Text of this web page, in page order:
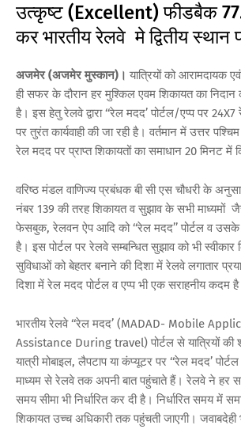
उत्कृष्ट (Excellent) फीडबैक
कर भारतीय रेलवे मे द्वितीय स्थान
अजमेर (अजमेर मुस्कान)। यात्रियों को आरामदायक
ही सफर के दौरान हर मुश्किल एवम शिकायत का
है। इस हेतु रेलवे द्वारा ‘‘रेल मदद’ पोर्टल/एप्प पर
पर तुरंत कार्यवाही की जा रही है। वर्तमान में उत्तर
रेल मदद पर प्राप्त शिकायतों का समाधान 20 मिनट में
वरिष्ठ मंडल वाणिज्य प्रबंधक बी सी एस चौधरी के
नंबर 139 की तरह शिकायत व सुझाव के सभी माध्यमों
फेसबुक, रेलवन ऐप आदि को ‘‘रेल मदद’’ पोर्टल व उसके
है। इस पोर्टल पर रेलवे सम्बन्धित सुझाव को भी स्वीकार
सुविधाओं को बेहतर बनाने की दिशा में रेलवे लगातार
दिशा में रेल मदद पोर्टल व एप्प भी एक सराहनीय कदम
भारतीय रेलवे ‘‘रेल मदद’ (MADAD- Mobile
Assistance During travel) पोर्टल से यात्रियों की
यात्री मोबाइल, लैपटाप या कंप्यूटर पर ‘‘रेल मदद’
माध्यम से रेलवे तक अपनी बात पहुंचाते हैं। रेलवे ने हर
समय सीमा भी निर्धारित कर दी है। निर्धारित समय में
शिकायत उच्च अधिकारी तक पहुंचती जाएगी। जवाबदेही